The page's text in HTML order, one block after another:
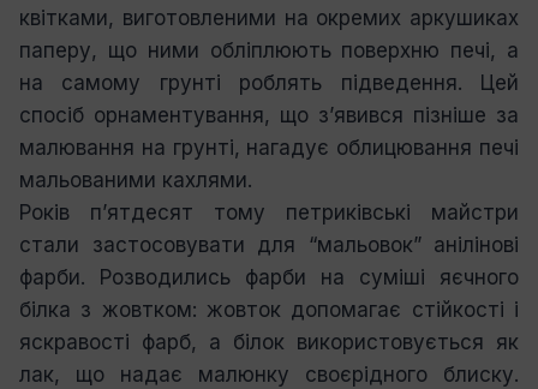
квітками, виготовленими на окремих аркушиках
паперу, що ними обліплюють поверхню печі, а
на самому грунті роблять підведення. Цей
спосіб орнаментування, що з’явився пізніше за
малювання на грунті, нагадує облицювання печі
мальованими кахлями.
Років п’ятдесят тому петриківські майстри
стали застосовувати для “мальовок” анілінові
фарби. Розводились фарби на суміші яєчного
білка з жовтком: жовток допомагає стійкості і
яскравості фарб, а білок використовується як
лак, що надає малюнку своєрідного блиску.